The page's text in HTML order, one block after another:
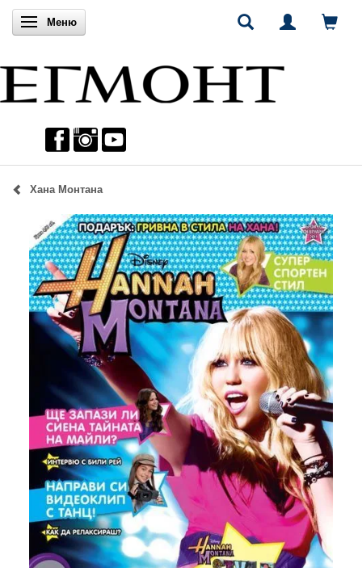
Включи навигацията
Меню
Хана Монтана